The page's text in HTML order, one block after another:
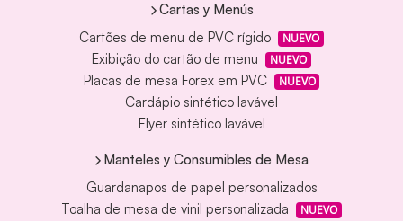
Cartas y Menús
Cartões de menu de PVC rígido
NUEVO
Exibição do cartão de menu NUEVO
Placas de mesa Forex em PVC NUEVO
Cardápio sintético lavável
Flyer sintético lavável
Manteles y Consumibles de Mesa
Guardanapos de papel personalizados
Toalha de mesa de vinil personalizada
NUEVO